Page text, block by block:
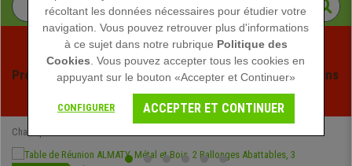
Profitez des soldes d'été chez Chaisepro ! Des réductions
exclusives pour une durée limitée - Voir l'offre
Chaisepro
récoltant les données nécessaires pour étudier votre
navigation. Vous pouvez retrouver plus d'informations
à ce sujet dans notre rubrique Politique des
Cookies . Vous pouvez accepter tous les cookies en
appuyant sur le bouton «Accepter et Continuer»
CONFIGURER ACCEPTER ET CONTINUER